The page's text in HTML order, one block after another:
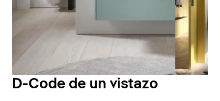
D-Code de un vistazo